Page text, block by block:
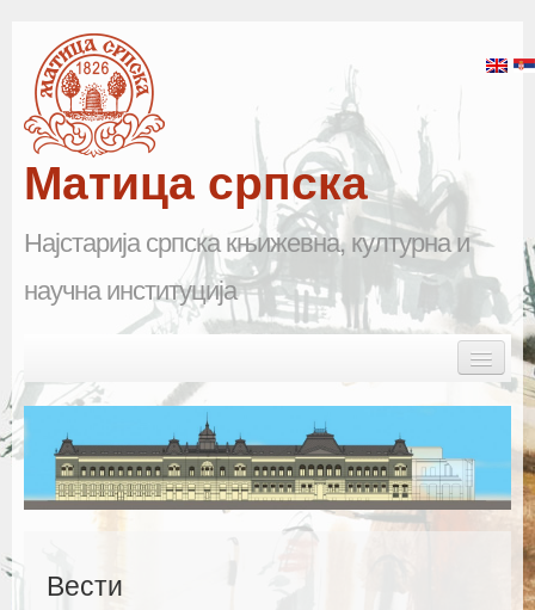
Матица српска
Најстарија српска књижевна, културна и
научна институција
Почетна
Матица српска
Научна одељења
Летопис Матице српске
Вести